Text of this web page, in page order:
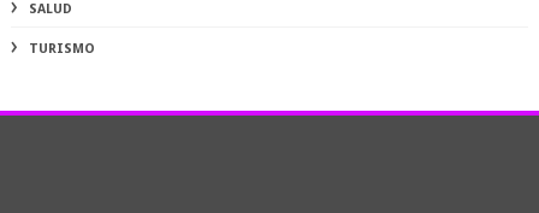
SALUD
TURISMO